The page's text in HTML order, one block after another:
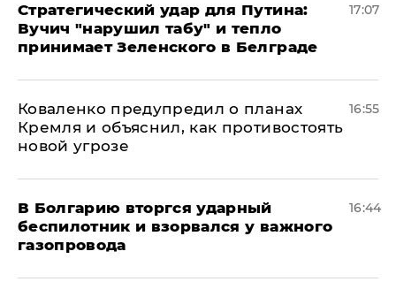
Стратегический удар для Путина:
Вучич "нарушил табу" и тепло
принимает Зеленского в Белграде
17:07
Коваленко предупредил о планах
Кремля и объяснил, как противостоять
новой угрозе
16:55
В Болгарию вторгся ударный
беспилотник и взорвался у важного
газопровода
16:44